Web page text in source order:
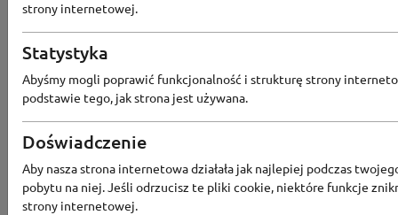
Popularne sklepy
RTV EURO AGD
strony internetowej.
Statystyka
Abyśmy mogli poprawić funkcjonalność i strukturę strony
podstawie tego, jak strona jest używana.
Doświadczenie
Aby nasza strona internetowa działała jak najlepiej podczas
pobytu na niej. Jeśli odrzucisz te pliki cookie, niektóre funkcje
strony internetowej.